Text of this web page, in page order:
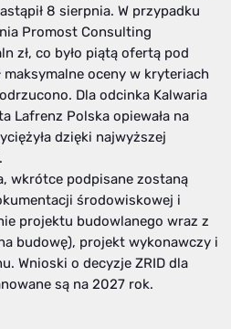
8 sierpnia. W przypadku
Promost Consulting
zł, co było piątą ofertą pod
maksymalne oceny w kryteriach
Dla odcinka Kalwaria
Lafrenz Polska opiewała na
dzięki najwyższej
wkrótce podpisane zostaną
środowiskowej i
projektu budowlanego wraz z
budowę), projekt wykonawczy i
Wnioski o decyzje ZRID dla
są na 2027 rok.